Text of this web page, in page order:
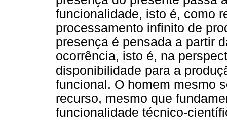
funcionalidade, isto é, como
processamento infinito de
presença é pensada a partir
ocorrência, isto é, na
disponibilidade para a
funcional. O homem mesmo
recurso, mesmo que
funcionalidade técnico-